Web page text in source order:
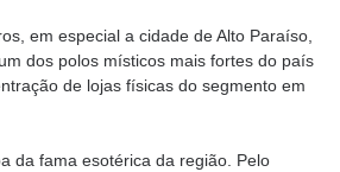
em especial a cidade de Alto Paraíso,
dos polos místicos mais fortes do país
de lojas físicas do segmento em
da fama esotérica da região. Pelo